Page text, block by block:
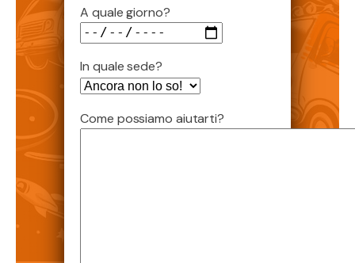
A quale giorno?
In quale sede?
Come possiamo aiutarti?